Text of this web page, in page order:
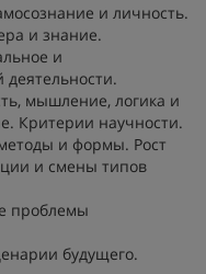
и личность.
и знание.
и
мышление, логика и
Критерии научности.
и формы. Рост
и смены типов
проблемы
будущего.